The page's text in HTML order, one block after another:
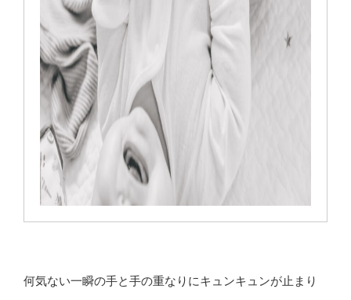
何気ない一瞬の手と手の重なりにキュンキュンが止まり